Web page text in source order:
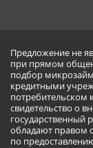
Предложение не
при прямом
подбор
кредитными
потребительском
свидетельство о
государственный
обладают правом
по